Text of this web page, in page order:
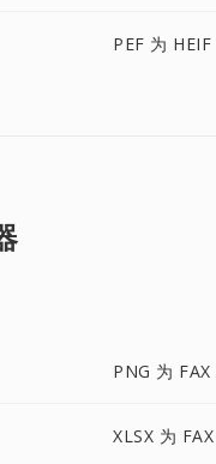
PEF 为 HEIF
PNG 为 FAX
XLSX 为 FAX